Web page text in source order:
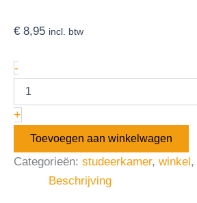
€ 8,95 incl. btw
-
+
Toevoegen aan winkelwagen
Categorieën: studeerkamer, winkel,
Beschrijving